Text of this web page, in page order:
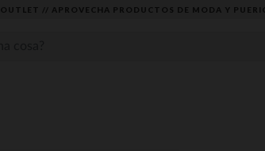
OUTLET // APROVECHA PRODUCTOS DE MODA Y